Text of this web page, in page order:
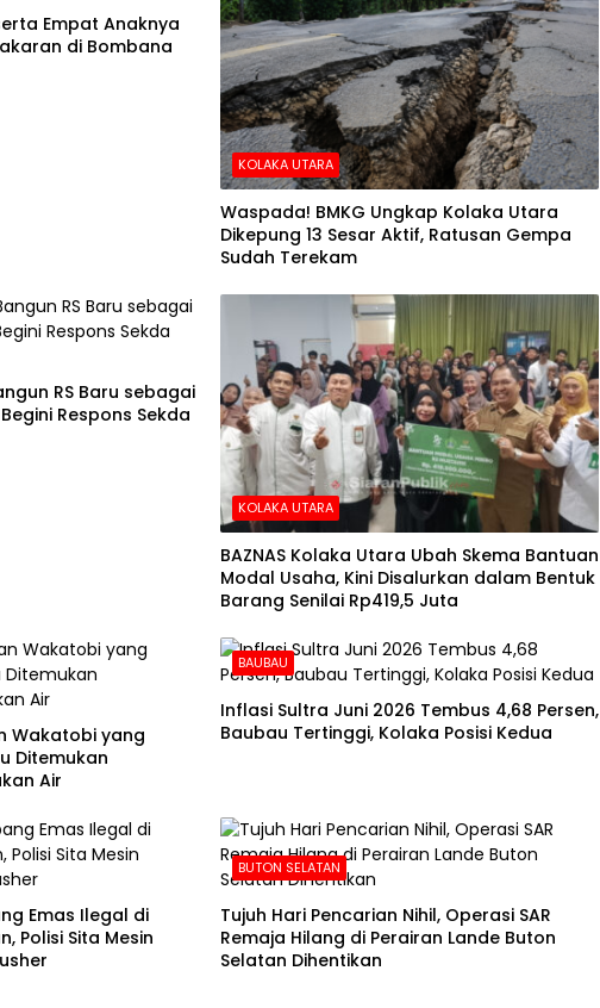
Empat Anaknya
di Bombana
KOLAKA UTARA
Waspada! BMKG Ungkap Kolaka Utara
Dikepung 13 Sesar Aktif, Ratusan Gempa
Sudah Terekam
RS Baru sebagai
Respons Sekda
KOLAKA UTARA
BAZNAS Kolaka Utara Ubah Skema Bantuan
Modal Usaha, Kini Disalurkan dalam Bentuk
Barang Senilai Rp419,5 Juta
Wakatobi yang
Ditemukan
Air
BAUBAU
Inflasi Sultra Juni 2026 Tembus 4,68 Persen,
Baubau Tertinggi, Kolaka Posisi Kedua
Emas Ilegal di
Polisi Sita Mesin
BUTON SELATAN
Tujuh Hari Pencarian Nihil, Operasi SAR
Remaja Hilang di Perairan Lande Buton
Selatan Dihentikan